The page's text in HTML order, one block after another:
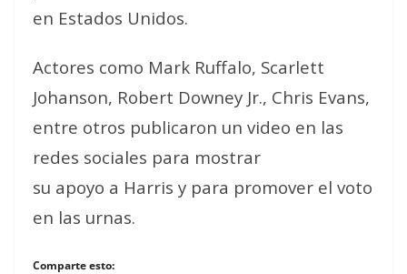
en Estados Unidos.
Actores como Mark Ruffalo, Scarlett
Johanson, Robert Downey Jr., Chris Evans,
entre otros publicaron un video en las
redes sociales para mostrar
su apoyo a Harris y para promover el voto
en las urnas.
Comparte esto: